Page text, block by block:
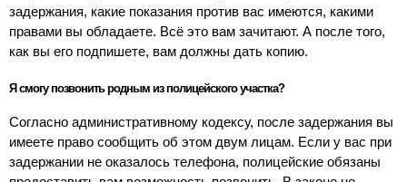
задержания, какие показания против вас имеются, какими
правами вы обладаете. Всё это вам зачитают. А после того,
как вы его подпишете, вам должны дать копию.
Я смогу позвонить родным из полицейского участка?
Согласно административному кодексу, после задержания вы
имеете право сообщить об этом двум лицам. Если у вас при
задержании не оказалось телефона, полицейские обязаны